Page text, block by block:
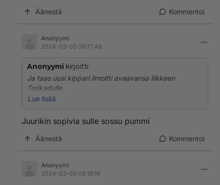
Äänestä Kommentoi
Anonyymi
2024-03-05 08:17:46
Anonyymi kirjoitti:
Ja taas uusi kippari ilmoitti avaavansa liikkeen
Torikadulle.
Ei hyvää päivää mikä kaupunki,ei muuta kuin
Ei yhtään oikeaa kauppaa kuin kelloliike
Kauppakadulla.
Lue lisää
Juurikin sopivia sulle sossu pummi
Äänestä Kommentoi
Anonyymi
2024-03-05 08:18:16